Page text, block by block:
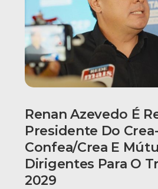
Renan Azevedo É
Presidente Do
Confea/Crea E
Dirigentes Para O
2029